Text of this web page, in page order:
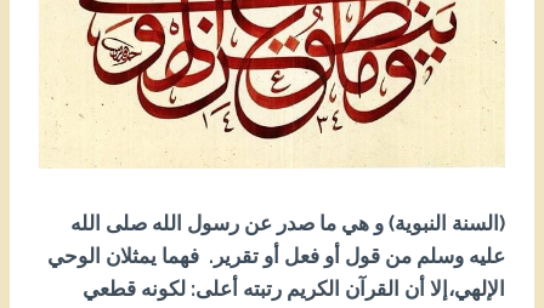
(السنة النبوية) و هي ما صدر عن رسول الله صلى الله
عليه وسلم من قول أو فعل أو تقرير. فهما يمثلان الوحي
الإلهي،إلا أن القرآن الكريم رتبته أعلى: لكونه قطعي